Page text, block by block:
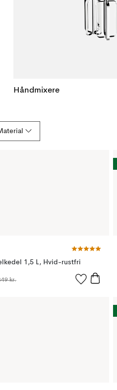
Håndmixere
1,5 L, Hvid-rustfri
kr.